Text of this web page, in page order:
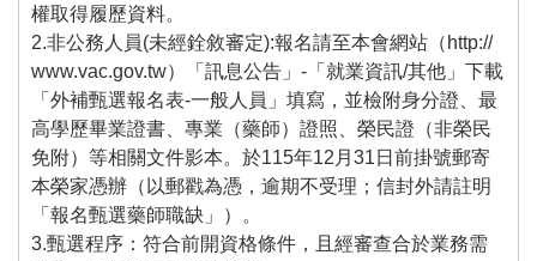
權取得履歷資料。
2.非公務人員(未經銓敘審定):報名請至本會網站（http://
www.vac.gov.tw）「訊息公告」-「就業資訊/其他」下載
「外補甄選報名表-一般人員」填寫，並檢附身分證、最
高學歷畢業證書、專業（藥師）證照、榮民證（非榮民
免附）等相關文件影本。於115年12月31日前掛號郵寄
本榮家憑辦（以郵戳為憑，逾期不受理；信封外請註明
「報名甄選藥師職缺」）。
3.甄選程序：符合前開資格條件，且經審查合於業務需